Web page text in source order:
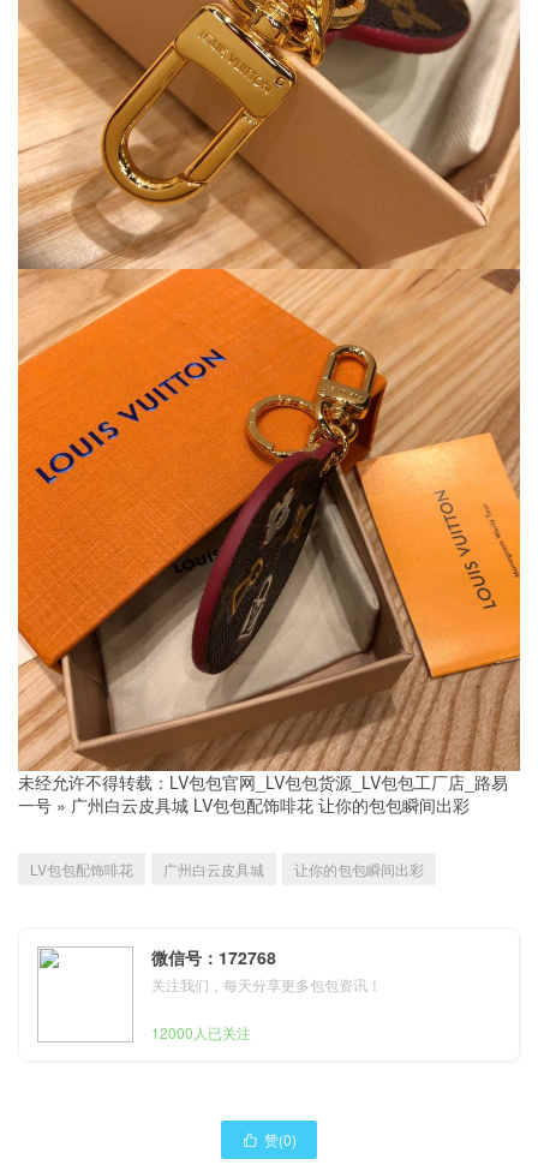
未经允许不得转载： LV包包官网_LV包包货源_LV包包工厂店_路易
一号 » 广州白云皮具城 LV包包配饰啡花 让你的包包瞬间出彩
LV包包配饰啡花 广州白云皮具城 让你的包包瞬间出彩
微信号：172768
关注我们，每天分享更多包包资讯！
12000人已关注
 赞(0)